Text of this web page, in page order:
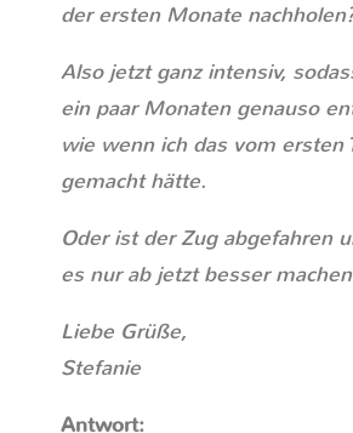
der ersten Monate
Also jetzt ganz intensiv,
ein paar Monaten genauso
wie wenn ich das vom ersten
gemacht hätte.
Oder ist der Zug abgefahren
es nur ab jetzt besser
Liebe Grüße,
Stefanie
Antwort: